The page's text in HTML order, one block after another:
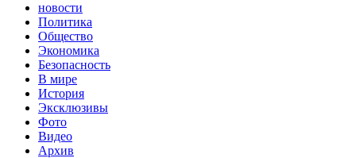
новости
Политика
Общество
Экономика
Безопасность
В мире
История
Эксклюзивы
Фото
Видео
Архив